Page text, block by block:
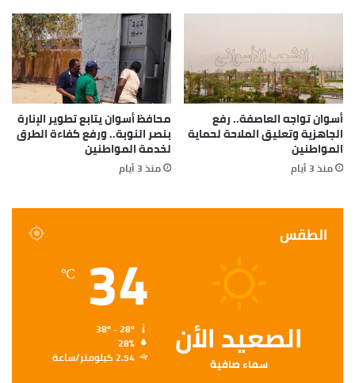
أسوان تواجه العاصفة.. رفع
الجاهزية وتعليق الملاحة لحماية
المواطنين
منذ 3 أيام
محافظ أسوان يتابع تطوير الإنارة
بنصر النوبة.. ورفع كفاءة الطرق
لخدمة المواطنين
منذ 3 أيام
الطقس
الصعيد الأن
سماء صافية
34
℃
28%
2.54 كيلومتر/ساعة